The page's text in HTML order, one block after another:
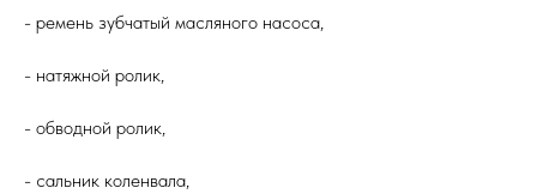
- ремень зубчатый масляного насоса,
- натяжной ролик,
- обводной ролик,
- сальник коленвала,